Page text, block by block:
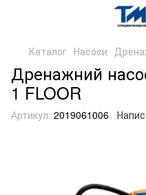
Каталог Насоси
Дренажний
1 FLOOR
Артикул: 2019061006